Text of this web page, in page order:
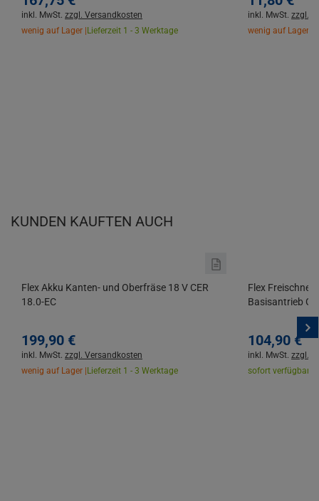
inkl. MwSt. zzgl. Versandkosten
wenig auf Lager | Lieferzeit 1 - 3 Werktage
inkl. MwSt. zzgl.
wenig auf Lager |
KUNDEN KAUFTEN AUCH
Flex Akku Kanten- und Oberfräse 18 V CER
18.0-EC
199,90 €
inkl. MwSt. zzgl. Versandkosten
wenig auf Lager | Lieferzeit 1 - 3 Werktage
Flex
Basisantrieb
104,90 €
inkl. MwSt. zzgl.
sofort verfügbar |